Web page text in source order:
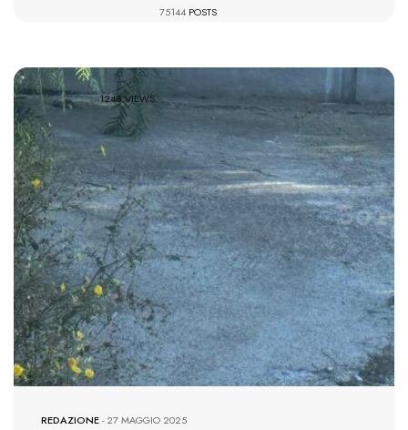
75144 POSTS
1248 VIEWS
REDAZIONE-27 MAGGIO 2025